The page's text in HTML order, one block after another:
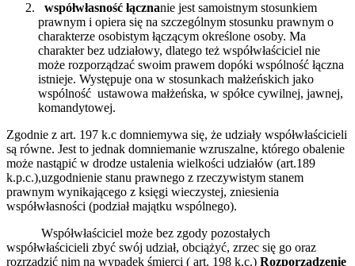
współwłasność łącznanie jest samoistnym stosunkiem
prawnym i opiera się na szczególnym stosunku prawnym o
charakterze osobistym łączącym określone osoby. Ma
charakter bez udziałowy, dlatego też współwłaściciel nie
może rozporządzać swoim prawem dopóki wspólność łączna
istnieje. Występuje ona w stosunkach małżeńskich jako
wspólność ustawowa małżeńska, w spółce cywilnej, jawnej,
komandytowej.
Zgodnie z art. 197 k.c domniemywa się, że udziały współwłaścicieli
są równe. Jest to jednak domniemanie wzruszalne, którego obalenie
może nastąpić w drodze ustalenia wielkości udziałów (art.189
k.p.c.),uzgodnienie stanu prawnego z rzeczywistym stanem
prawnym wynikającego z księgi wieczystej, zniesienia
współwłasności (podział majątku wspólnego).
Współwłaściciel może bez zgody pozostałych
współwłaścicieli zbyć swój udział, obciążyć, zrzec się go oraz
rozrządzić nim na wypadek śmierci ( art. 198 k.c.) Rozporządzenie